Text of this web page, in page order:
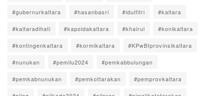
#gubernurkaltara #hasanbasri #idulfitri #kaltara
#kaltaradihati #kapoldakaltara #khairul #konikaltara
#kontingenkaltara #kormikaltara #KPwBIprovinsikaltara
#nunukan #pemilu2024 #pemkabbulungan
#pemkabnunukan #pemkottarakan #pemprovkaltara